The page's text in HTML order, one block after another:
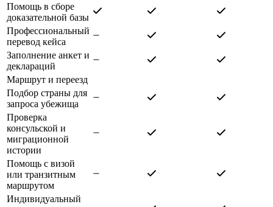
Помощь в сборе
доказательной базы
Профессиональный
перевод кейса
Заполнение анкет и
деклараций
Маршрут и переезд
Подбор страны для
запроса убежища
Проверка
консульской и
миграционной
истории
Помощь с визой
или транзитным
маршрутом
Индивидуальный